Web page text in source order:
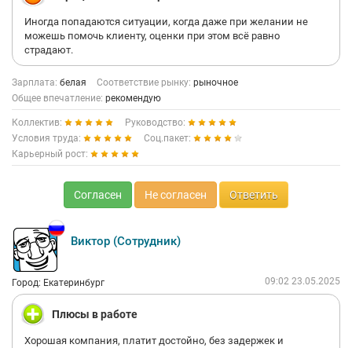
Иногда попадаются ситуации, когда даже при желании не
можешь помочь клиенту, оценки при этом всё равно
страдают.
Зарплата: белая Соответствие рынку: рыночное
Общее впечатление: рекомендую
Коллектив:
Руководство:
Условия труда:
Соц.пакет:
Карьерный рост:
Согласен Не согласен Ответить
Виктор (Сотрудник)
Город: Екатеринбург 09:02 23.05.2025
Плюсы в работе
Хорошая компания, платит достойно, без задержек и